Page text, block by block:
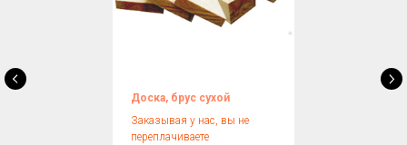
Доска, брус сухой
Заказывая у нас, вы не
переплачиваете